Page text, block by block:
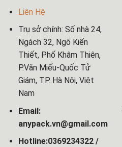
Liên Hệ
Trụ sở chính: Số nhà 24,
Ngách 32, Ngõ Kiến
Thiết, Phố Khâm Thiên,
P.Văn Miếu-Quốc Tử
Giám, TP. Hà Nội, Việt
Nam
Email:
anypack.vn@gmail.com
Hotline:0369234322 /